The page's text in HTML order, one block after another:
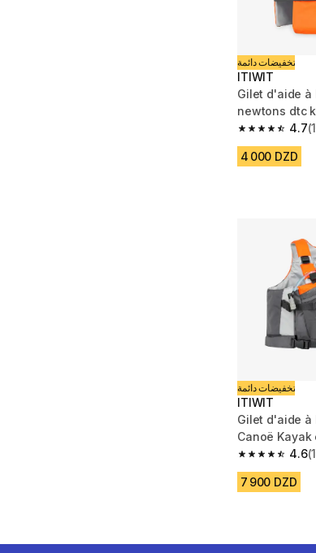
تخفيضات دائمة
ITIWIT
Gilet d'aide
newtons dtc
dériveur 4.7
4.7 out of 5
4 000 DZD
تخفيضات دائمة
ITIWIT
Gilet d'aide
Canoë
poches
4.6
4.6 out of 5
7 900 DZD